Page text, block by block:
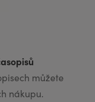
můžete
nákupu.